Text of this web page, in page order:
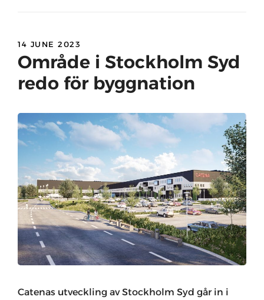
14 JUNE 2023
Område i Stockholm Syd
redo för byggnation
Catenas utveckling av Stockholm Syd går in i